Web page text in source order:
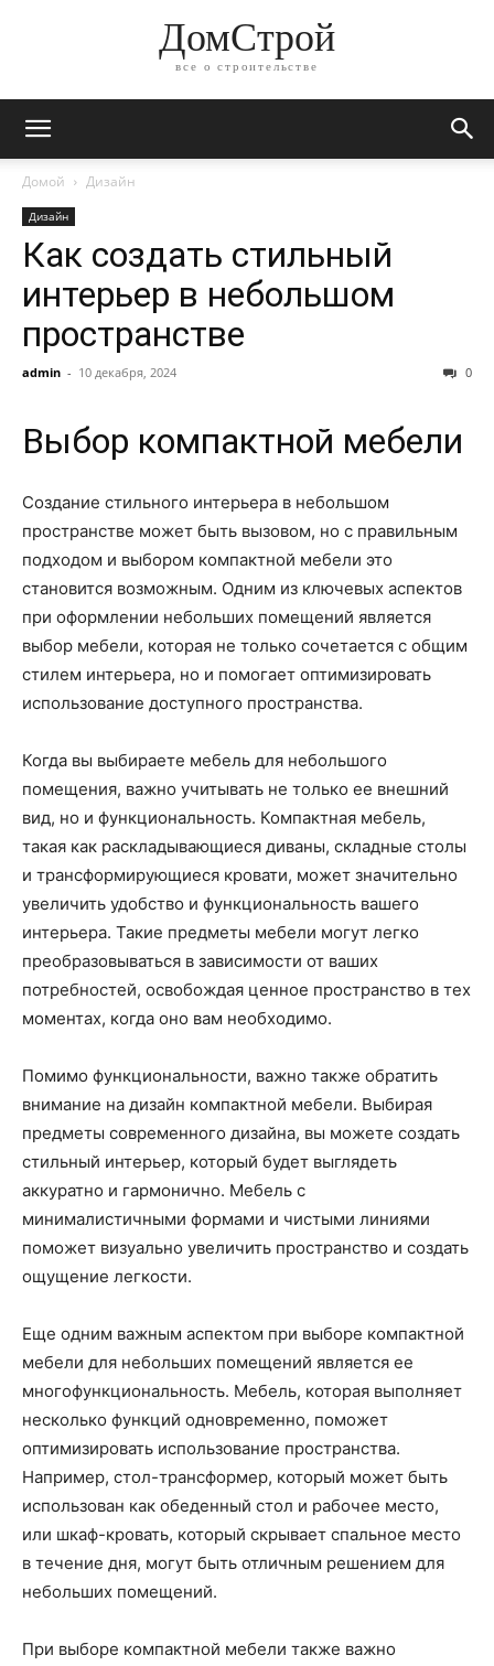
ДомСтрой
все о строительстве
Домой Дизайн
Дизайн
Как создать стильный
интерьер в небольшом
пространстве
admin - 10 декабря, 2024 0
Выбор компактной мебели
Создание стильного интерьера в небольшом
пространстве может быть вызовом, но с правильным
подходом и выбором компактной мебели это
становится возможным. Одним из ключевых аспектов
при оформлении небольших помещений является
выбор мебели, которая не только сочетается с общим
стилем интерьера, но и помогает оптимизировать
использование доступного пространства.
Когда вы выбираете мебель для небольшого
помещения, важно учитывать не только ее внешний
вид, но и функциональность. Компактная мебель,
такая как раскладывающиеся диваны, складные столы
и трансформирующиеся кровати, может значительно
увеличить удобство и функциональность вашего
интерьера. Такие предметы мебели могут легко
преобразовываться в зависимости от ваших
потребностей, освобождая ценное пространство в тех
моментах, когда оно вам необходимо.
Помимо функциональности, важно также обратить
внимание на дизайн компактной мебели. Выбирая
предметы современного дизайна, вы можете создать
стильный интерьер, который будет выглядеть
аккуратно и гармонично. Мебель с
минималистичными формами и чистыми линиями
поможет визуально увеличить пространство и создать
ощущение легкости.
Еще одним важным аспектом при выборе компактной
мебели для небольших помещений является ее
многофункциональность. Мебель, которая выполняет
несколько функций одновременно, поможет
оптимизировать использование пространства.
Например, стол-трансформер, который может быть
использован как обеденный стол и рабочее место,
или шкаф-кровать, который скрывает спальное место
в течение дня, могут быть отличным решением для
небольших помещений.
При выборе компактной мебели также важно